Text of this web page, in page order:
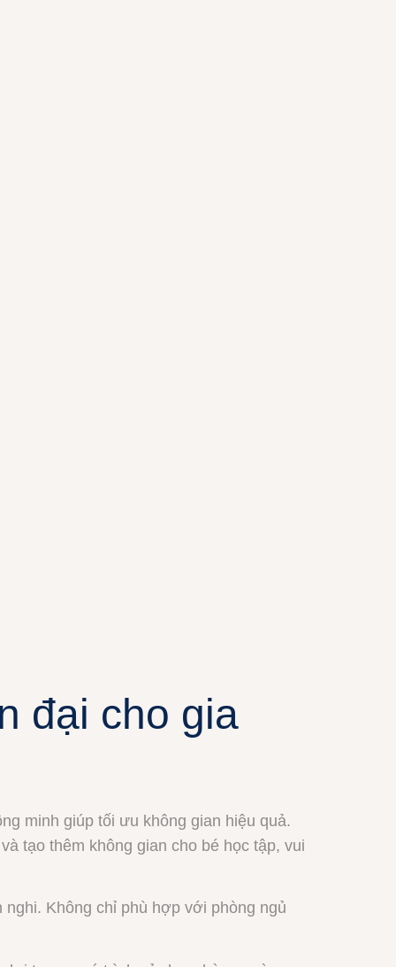
đại cho gia
minh giúp tối ưu không gian hiệu quả.
tạo thêm không gian cho bé học tập, vui
Không chỉ phù hợp với phòng ngủ